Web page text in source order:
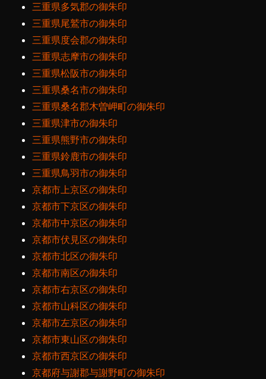
三重県多気郡の御朱印
三重県尾鷲市の御朱印
三重県度会郡の御朱印
三重県志摩市の御朱印
三重県松阪市の御朱印
三重県桑名市の御朱印
三重県桑名郡木曽岬町の御朱印
三重県津市の御朱印
三重県熊野市の御朱印
三重県鈴鹿市の御朱印
三重県鳥羽市の御朱印
京都市上京区の御朱印
京都市下京区の御朱印
京都市中京区の御朱印
京都市伏見区の御朱印
京都市北区の御朱印
京都市南区の御朱印
京都市右京区の御朱印
京都市山科区の御朱印
京都市左京区の御朱印
京都市東山区の御朱印
京都市西京区の御朱印
京都府与謝郡与謝野町の御朱印